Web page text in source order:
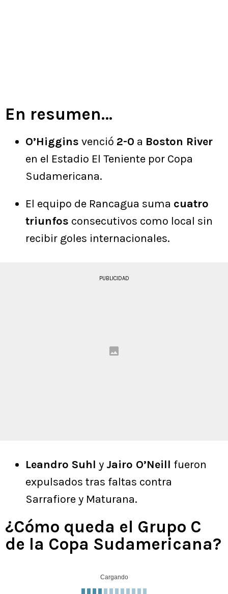
En resumen…
O’Higgins venció 2-0 a Boston River
en el Estadio El Teniente por Copa
Sudamericana.
El equipo de Rancagua suma cuatro
triunfos consecutivos como local sin
recibir goles internacionales.
PUBLICIDAD
Leandro Suhl y Jairo O’Neill fueron
expulsados tras faltas contra
Sarrafiore y Maturana.
¿Cómo queda el Grupo C
de la Copa Sudamericana?
Cargando